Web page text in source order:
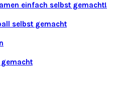
einfach selbst gemacht!
selbst gemacht